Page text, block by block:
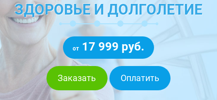
ЗДОРОВЬЕ И ДОЛГОЛЕТИЕ
от 17 999 руб.
Заказать Оплатить